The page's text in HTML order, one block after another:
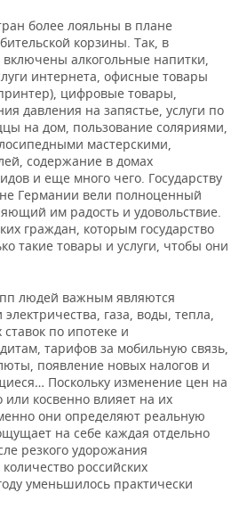
более лояльны в плане
корзины. Так, в
включены алкогольные напитки,
интернета, офисные товары
цифровые товары,
давления на запястье, услуги по
на дом, пользование соляриями,
мастерскими,
содержание в домах
и еще много чего. Государству
Германии вели полноценный
им радость и удовольствие.
граждан, которым государство
такие товары и услуги, чтобы они
людей важным являются
газа, воды, тепла,
по ипотеке и
тарифов за мобильную связь,
появление новых налогов и
Поскольку изменение цен на
косвенно влияет на их
они определяют реальную
на себе каждая отдельно
резкого удорожания
российских
уменьшилось практически